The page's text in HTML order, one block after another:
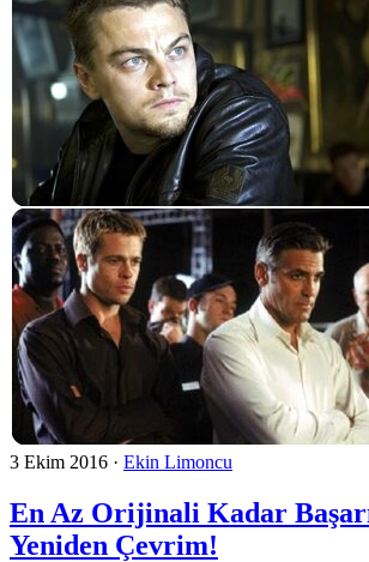
3 Ekim 2016 · Ekin Limoncu
En Az Orijinali Kadar
Yeniden Çevrim!